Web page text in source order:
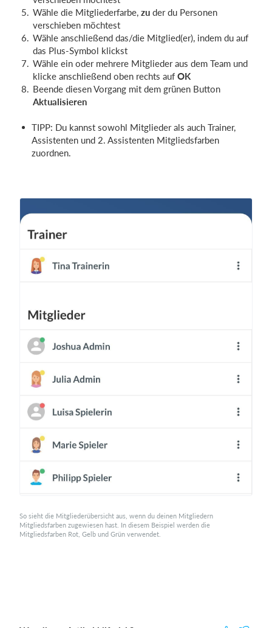
Wähle die Mitgliederfarbe, zu der du Personen
verschieben möchtest
Wähle anschließend das/die Mitglied(er), indem du auf
das Plus-Symbol klickst
Wähle ein oder mehrere Mitglieder aus dem Team und
klicke anschließend oben rechts auf OK
Beende diesen Vorgang mit dem grünen Button
Aktualisieren
TIPP: Du kannst sowohl Mitglieder als auch Trainer,
Assistenten und 2. Assistenten Mitgliedsfarben
zuordnen.
So sieht die Mitgliederübersicht aus, wenn du deinen Mitgliedern
Mitgliedsfarben zugewiesen hast. In diesem Beispiel werden die
Mitgliedsfarben Rot, Gelb und Grün verwendet.